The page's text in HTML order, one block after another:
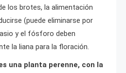
los brotes, la alimentación
(puede eliminarse por
y el fósforo deben
la liana para la floración.
una planta perenne, con la